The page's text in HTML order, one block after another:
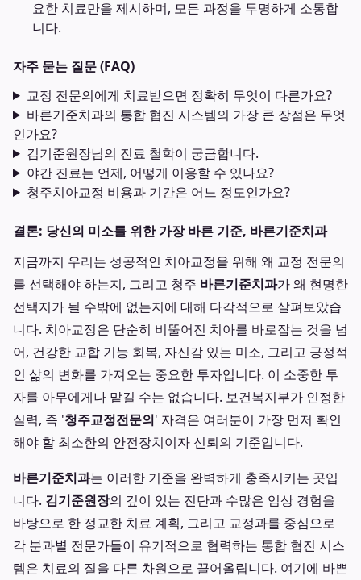
요한 치료만을 제시하며, 모든 과정을 투명하게 소통합
니다.
자주 묻는 질문 (FAQ)
교정 전문의에게 치료받으면 정확히 무엇이 다른가요?
바른기준치과의 통합 협진 시스템의 가장 큰 장점은 무엇
인가요?
김기준원장님의 진료 철학이 궁금합니다.
야간 진료는 언제, 어떻게 이용할 수 있나요?
청주치아교정 비용과 기간은 어느 정도인가요?
결론: 당신의 미소를 위한 가장 바른 기준, 바른기준치과
지금까지 우리는 성공적인 치아교정을 위해 왜 교정 전문의
를 선택해야 하는지, 그리고 청주 바른기준치과가 왜 현명한
선택지가 될 수밖에 없는지에 대해 다각적으로 살펴보았습
니다. 치아교정은 단순히 비뚤어진 치아를 바로잡는 것을 넘
어, 건강한 교합 기능 회복, 자신감 있는 미소, 그리고 긍정적
인 삶의 변화를 가져오는 중요한 투자입니다. 이 소중한 투
자를 아무에게나 맡길 수는 없습니다. 보건복지부가 인정한
실력, 즉 '청주교정전문의' 자격은 여러분이 가장 먼저 확인
해야 할 최소한의 안전장치이자 신뢰의 기준입니다.
바른기준치과는 이러한 기준을 완벽하게 충족시키는 곳입
니다. 김기준원장의 깊이 있는 진단과 수많은 임상 경험을
바탕으로 한 정교한 치료 계획, 그리고 교정과를 중심으로
각 분과별 전문가들이 유기적으로 협력하는 통합 협진 시스
템은 치료의 질을 다른 차원으로 끌어올립니다. 여기에 바쁜